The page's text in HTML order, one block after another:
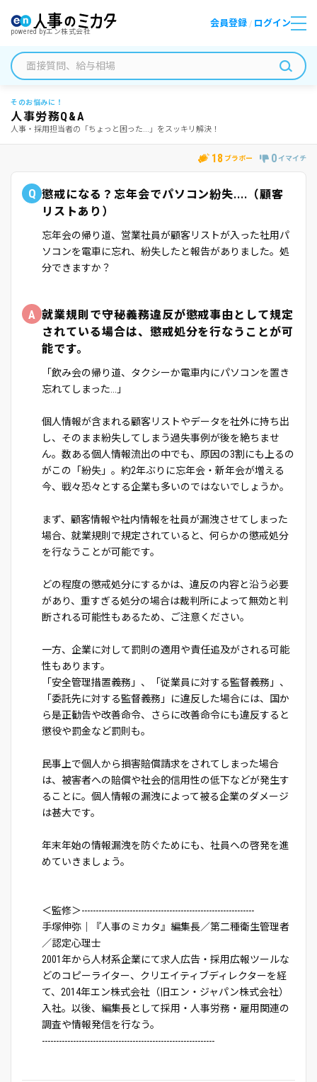
powered byエン株式会社
会員登録 / ログイン
そのお悩みに！
人事労務Q&A
人事・採用担当者の「ちょっと困った...」をスッキリ解決！
18 ブラボー 0 イマイチ
Q 懲戒になる？忘年会でパソコン紛失....（顧客
リストあり）
忘年会の帰り道、営業社員が顧客リストが入った社用パ
ソコンを電車に忘れ、紛失したと報告がありました。処
分できますか？
A 就業規則で守秘義務違反が懲戒事由として規定
されている場合は、懲戒処分を行なうことが可
能です。
「飲み会の帰り道、タクシーか電車内にパソコンを置き
忘れてしまった...」
個人情報が含まれる顧客リストやデータを社外に持ち出
し、そのまま紛失してしまう過失事例が後を絶ちませ
ん。数ある個人情報流出の中でも、原因の3割にも上るの
がこの「紛失」。約2年ぶりに忘年会・新年会が増える
今、戦々恐々とする企業も多いのではないでしょうか。
まず、顧客情報や社内情報を社員が漏洩させてしまった
場合、就業規則で規定されていると、何らかの懲戒処分
を行なうことが可能です。
どの程度の懲戒処分にするかは、違反の内容と沿う必要
があり、重すぎる処分の場合は裁判所によって無効と判
断される可能性もあるため、ご注意ください。
一方、企業に対して罰則の適用や責任追及がされる可能
性もあります。
「安全管理措置義務」、「従業員に対する監督義務」、
「委託先に対する監督義務」に違反した場合には、国か
ら是正勧告や改善命令、さらに改善命令にも違反すると
懲役や罰金など罰則も。
民事上で個人から損害賠償請求をされてしまった場合
は、被害者への賠償や社会的信用性の低下などが発生す
ることに。個人情報の漏洩によって被る企業のダメージ
は甚大です。
年末年始の情報漏洩を防ぐためにも、社員への啓発を進
めていきましょう。
＜監修＞-------------------------------------------------------------
手塚伸弥｜『人事のミカタ』編集長／第二種衛生管理者
／認定心理士
2001年から人材系企業にて求人広告・採用広報ツールな
どのコピーライター、クリエイティブディレクターを経
て、2014年エン株式会社（旧エン・ジャパン株式会社）
入社。以後、編集長として採用・人事労務・雇用関連の
調査や情報発信を行なう。
-------------------------------------------------------------